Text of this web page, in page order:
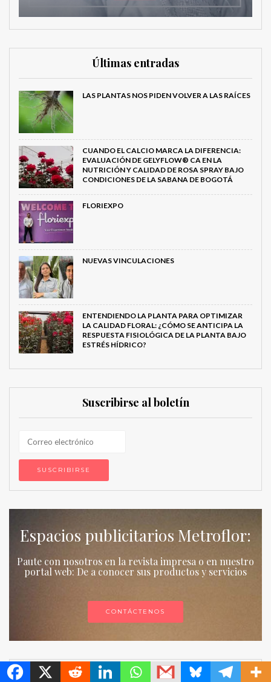
Últimas entradas
LAS PLANTAS NOS PIDEN VOLVER A LAS RAÍCES
CUANDO EL CALCIO MARCA LA DIFERENCIA:
EVALUACIÓN DE GELYFLOW® CA EN LA
NUTRICIÓN Y CALIDAD DE ROSA SPRAY BAJO
CONDICIONES DE LA SABANA DE BOGOTÁ
FLORIEXPO
NUEVAS VINCULACIONES
ENTENDIENDO LA PLANTA PARA OPTIMIZAR
LA CALIDAD FLORAL: ¿CÓMO SE ANTICIPA LA
RESPUESTA FISIOLÓGICA DE LA PLANTA BAJO
ESTRÉS HÍDRICO?
Suscribirse al boletín
Espacios publicitarios Metroflor:
Paute con nosotros en la revista impresa o en nuestro
portal web: De a conocer sus productos y servicios
CONTÁCTENOS
Entradas Populares